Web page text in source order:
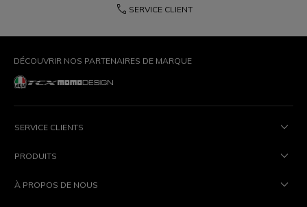
phone SERVICE CLIENT
DÉCOUVRIR NOS PARTENAIRES DE MARQUE
SERVICE CLIENTS
PRODUITS
À PROPOS DE NOUS